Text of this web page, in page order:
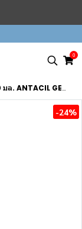
0
**จำกัดการสั่งซื้อ 6 ขวด/ครั้ง**
-24%